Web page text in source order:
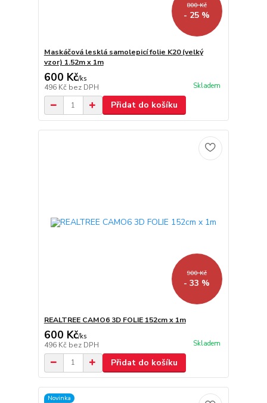
800 Kč
- 25 %
Maskáčová lesklá samolepicí folie K20 (velký
vzor) 1.52m x 1m
600 Kč/ks
496 Kč bez DPH Skladem
Přidat do košíku
900 Kč
- 33 %
REALTREE CAMO6 3D FOLIE 152cm x 1m
600 Kč/ks
496 Kč bez DPH Skladem
Přidat do košíku
Novinka